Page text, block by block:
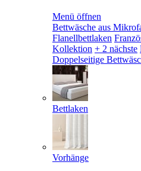
Menü öffnen
Bettwäsche aus
Flanellbettlaken
Kollektion + 2 nächste
Doppelseitige
Bettlaken
Vorhänge